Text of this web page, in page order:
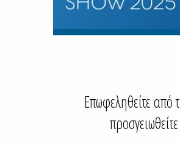
Επωφεληθείτε από